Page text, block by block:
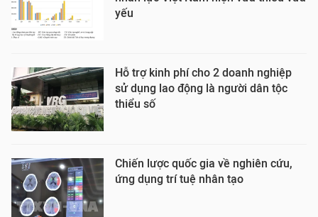
yếu
Hỗ trợ kinh phí cho 2 doanh nghiệp
sử dụng lao động là người dân tộc
thiểu số
Chiến lược quốc gia về nghiên cứu,
ứng dụng trí tuệ nhân tạo